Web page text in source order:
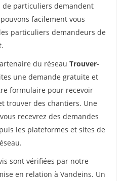
de particuliers demandent
facilement vous
particuliers demandeurs de
du réseau Trouver-
une demande gratuite et
formulaire pour recevoir
trouver des chantiers. Une
recevrez des demandes
les plateformes et sites de
sont vérifiées par notre
en relation à Vandeins. Un